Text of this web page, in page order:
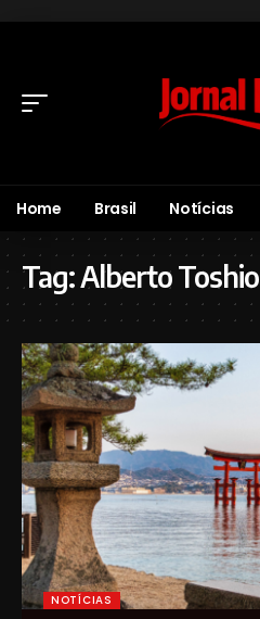
Home Brasil Notícias
Tag:Alberto Toshio
NOTÍCIAS